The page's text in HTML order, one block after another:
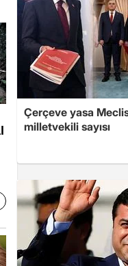
Çerçeve yasa
milletvekili sayısı